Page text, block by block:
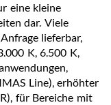
eine kleine
dar. Viele
lieferbar,
K, 6.500 K,
Line), erhöhter
für Bereiche mit